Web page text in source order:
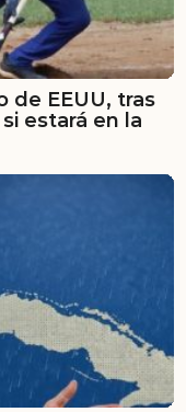
de EEUU, tras
estará en la